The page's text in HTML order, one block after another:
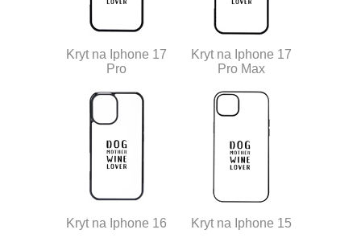
Kryt na Iphone 17
Pro
Kryt na Iphone 17
Pro Max
Kryt na Iphone 16 Kryt na Iphone 15